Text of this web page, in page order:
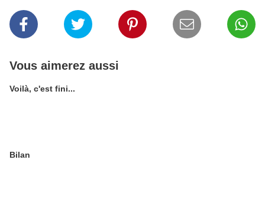
Vous aimerez aussi
Voilà, c'est fini...
Bilan